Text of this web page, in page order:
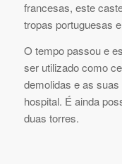
francesas, este
tropas portuguesas
O tempo passou e
ser utilizado como
demolidas e as
hospital. É ainda
duas torres.